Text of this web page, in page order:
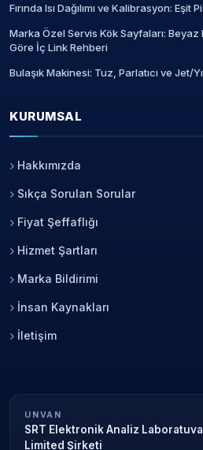
Fırında Isı Dağılımı ve Kalibrasyon:
Marka Özel Servis Kök Sayfaları:
Göre İç Link Rehberi
Bulaşık Makinesi: Tuz, Parlatıcı ve Jet/
KURUMSAL
Hakkımızda
Sıkça Sorulan Sorular
Fiyat Şeffaflığı
Hizmet Şartları
Marka Bildirimi
İnsan Kaynakları
İletişim
UNVAN
SRT Elektronik Analiz
Limited Şirketi